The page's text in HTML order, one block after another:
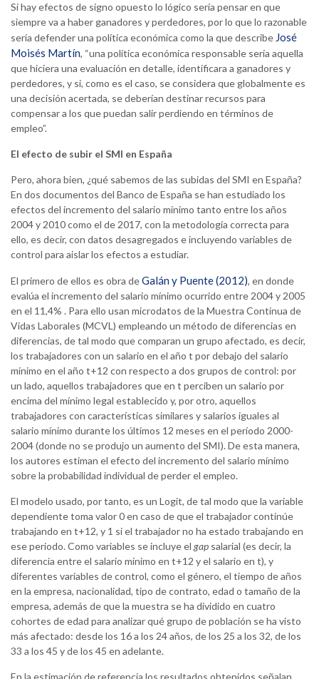
Si hay efectos de signo opuesto lo lógico sería pensar en que
siempre va a haber ganadores y perdedores, por lo que lo razonable
sería defender una política económica como la que describe José
Moisés Martín, “una política económica responsable sería aquella
que hiciera una evaluación en detalle, identificara a ganadores y
perdedores, y si, como es el caso, se considera que globalmente es
una decisión acertada, se deberían destinar recursos para
compensar a los que puedan salir perdiendo en términos de
empleo”.
El efecto de subir el SMI en España
Pero, ahora bien, ¿qué sabemos de las subidas del SMI en España?
En dos documentos del Banco de España se han estudiado los
efectos del incremento del salario mínimo tanto entre los años
2004 y 2010 como el de 2017, con la metodología correcta para
ello, es decir, con datos desagregados e incluyendo variables de
control para aislar los efectos a estudiar.
El primero de ellos es obra deGalán y Puente (2012), en donde
evalúa el incremento del salario mínimo ocurrido entre 2004 y 2005
en el 11,4% . Para ello usan microdatos de la Muestra Continua de
Vidas Laborales (MCVL) empleando un método de diferencias en
diferencias, de tal modo que comparan un grupo afectado, es decir,
los trabajadores con un salario en el año t por debajo del salario
mínimo en el año t+12 con respecto a dos grupos de control: por
un lado, aquellos trabajadores que en t perciben un salario por
encima del mínimo legal establecido y, por otro, aquellos
trabajadores con características similares y salarios iguales al
salario mínimo durante los últimos 12 meses en el período 2000-
2004 (donde no se produjo un aumento del SMI). De esta manera,
los autores estiman el efecto del incremento del salario mínimo
sobre la probabilidad individual de perder el empleo.
El modelo usado, por tanto, es un Logit, de tal modo que la variable
dependiente toma valor 0 en caso de que el trabajador continúe
trabajando en t+12, y 1 si el trabajador no ha estado trabajando en
ese periodo. Como variables se incluye el gap salarial (es decir, la
diferencia entre el salario mínimo en t+12 y el salario en t), y
diferentes variables de control, como el género, el tiempo de años
en la empresa, nacionalidad, tipo de contrato, edad o tamaño de la
empresa, además de que la muestra se ha dividido en cuatro
cohortes de edad para analizar qué grupo de población se ha visto
más afectado: desde los 16 a los 24 años, de los 25 a los 32, de los
33 a los 45 y de los 45 en adelante.